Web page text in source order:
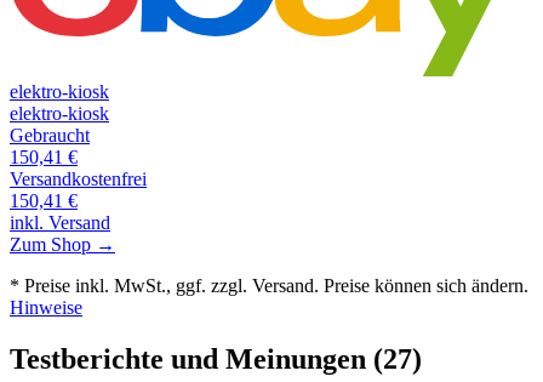
elektro-kiosk
elektro-kiosk
Gebraucht
150,41 €
Versandkostenfrei
150,41 €
inkl. Versand
Zum Shop →
* Preise inkl. MwSt., ggf. zzgl. Versand. Preise können sich ändern.
Hinweise
Testberichte und Meinungen (27)